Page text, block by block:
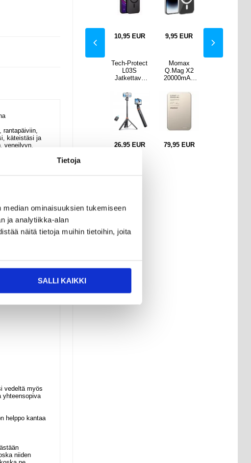
Tietoja
ominaisuuksien tukemiseen
ja analytiikka-alan
näitä tietoja muihin tietoihin, joita
SALLI KAIKKI
rantapäiviin,
käteistäsi ja
veneilyyn,
että
lantiolla
vedeltä myös
yhteensopiva
helppo kantaa
niiden
79,95
13,95
10,95 EUR
Tech-Protect
L03S
Jatkettava
Selfie-Tikku
Tripodilla -
Musta
26,95 EUR
9,95 EUR
Momax
Q.Mag X2
20000mAh
langaton
tehopankki -
kultainen
79,95 EUR
13,95